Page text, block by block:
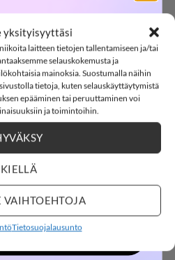
yksityisyyttäsi
laitteen tietojen tallentamiseen ja/tai
selauskokemusta ja
mainoksia. Suostumalla näihin
tietoja, kuten selauskäyttäytymistä
epääminen tai peruuttaminen voi
ja toimintoihin.
KIELLÄ
VAIHTOEHTOJA
Tietosuojalausunto
€
NBFACC-TRILLE
vauvan pääpanta,
Easter Egg
5,99€ 5,99€
SOFTSHELL15
Countdown ends in:
::59
59
minutes
:00